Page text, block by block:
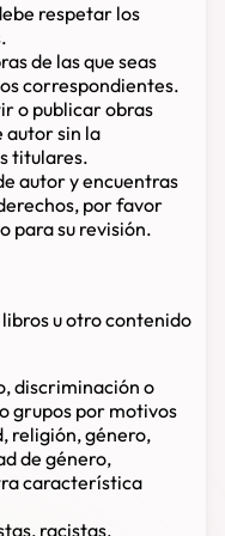
respetar los
de las que seas
correspondientes.
o publicar obras
autor sin la
titulares.
autor y encuentras
por favor
para su revisión.
u otro contenido
discriminación o
grupos por motivos
religión, género,
de género,
característica
racistas,